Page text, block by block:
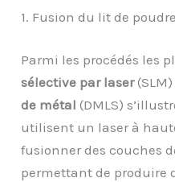
1. Fusion du lit de
Parmi les procédés les
sélective par laser
de métal (DMLS)
utilisent un laser à
fusionner des couches
permettant de produire